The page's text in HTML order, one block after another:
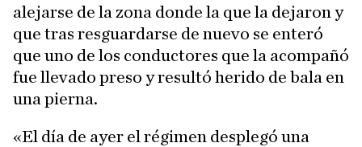
alejarse de la zona donde la que la dejaron y
que tras resguardarse de nuevo se enteró
que uno de los conductores que la acompañó
fue llevado preso y resultó herido de bala en
una pierna.
«El día de ayer el régimen desplegó una